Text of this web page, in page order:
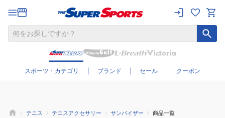
スポーツ・カテゴリ ブランド セール クーポン
さらに絞り込む
テニス テニスアクセサリー サンバイザー 商品一覧